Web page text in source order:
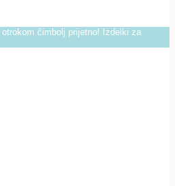
čimbolj prijetno! Izdelki za